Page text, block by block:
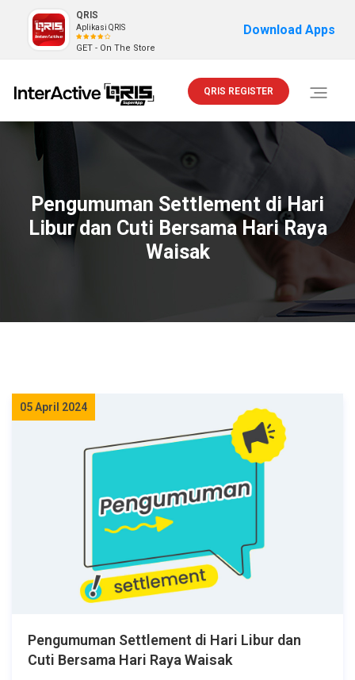
QRIS
Aplikasi QRIS
GET - On The Store
Download Apps
Toggle
QRIS REGISTER
Pengumuman Settlement di Hari
Libur dan Cuti Bersama Hari Raya
Waisak
05 April 2024
Pengumuman Settlement di Hari Libur dan
Cuti Bersama Hari Raya Waisak